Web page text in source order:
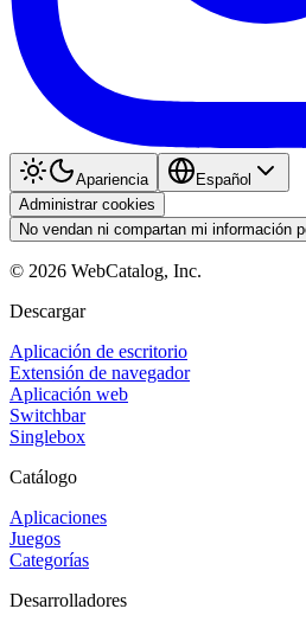
Apariencia
Español
Administrar cookies
No vendan ni compartan mi información
© 2026 WebCatalog, Inc.
Descargar
Aplicación de escritorio
Extensión de navegador
Aplicación web
Switchbar
Singlebox
Catálogo
Aplicaciones
Juegos
Categorías
Desarrolladores